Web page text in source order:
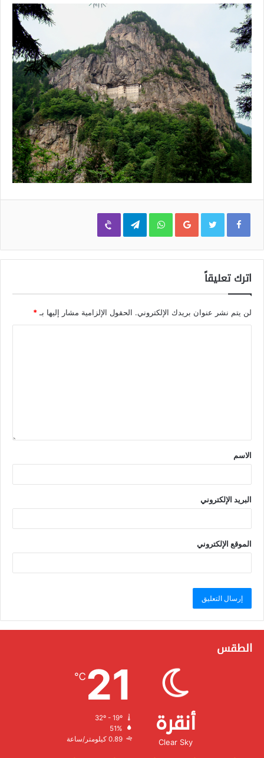
Google+
WhatsApp
Telegram
Viber
اترك تعليقاً
لن يتم نشر عنوان بريدك الإلكتروني. الحقول الإلزامية مشار إليها بـ *
الاسم
البريد الإلكتروني
الموقع الإلكتروني
الطقس
أنقرة
Clear Sky
21
℃
الرطوبة:
الرياح: